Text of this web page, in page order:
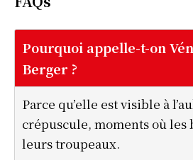
Pourquoi appelle-t-on
Berger ?
Parce qu’elle est visible à
crépuscule, moments où
leurs troupeaux.